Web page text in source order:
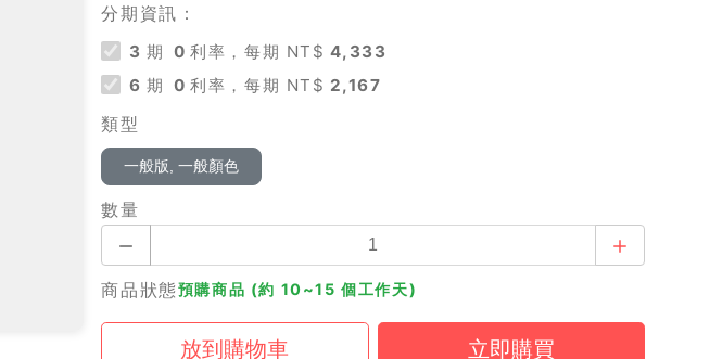
分期資訊：
3 期 0 利率，每期 NT$ 4,333
6 期 0 利率，每期 NT$ 2,167
類型
一般版, 一般顏色
數量
商品狀態預購商品 (約 10~15 個工作天)